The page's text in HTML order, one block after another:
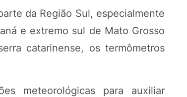
da Região Sul, especialmente
e extremo sul de Mato Grosso
catarinense, os termômetros
meteorológicas para auxiliar